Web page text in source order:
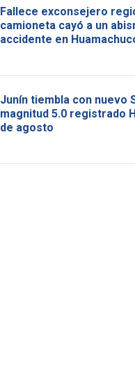
Fallece exconsejero
camioneta cayó a un
accidente en
Junín tiembla con nuevo
magnitud 5.0 registrado
de agosto